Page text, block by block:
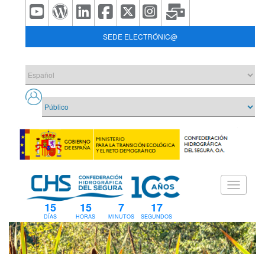
SEDE ELECTRÓNIC@
15
DÍAS
15
HORAS
7
MINUTOS
17
SEGUNDOS